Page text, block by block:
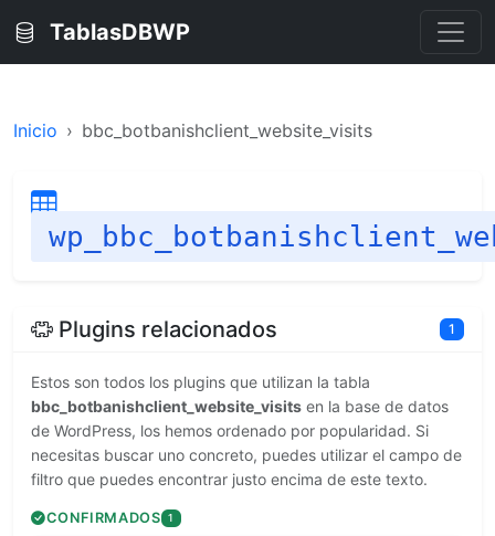
TablasDBWP
Inicio bbc_botbanishclient_website_visits
Plugins relacionados 1
Estos son todos los plugins que utilizan la tabla
bbc_botbanishclient_website_visits en la base de datos
de WordPress, los hemos ordenado por popularidad. Si
necesitas buscar uno concreto, puedes utilizar el campo de
filtro que puedes encontrar justo encima de este texto.
CONFIRMADOS 1